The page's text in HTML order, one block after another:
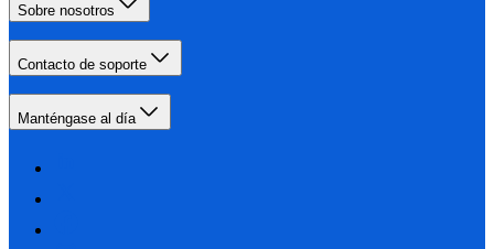
Sobre nosotros
Contacto de soporte
Manténgase al día